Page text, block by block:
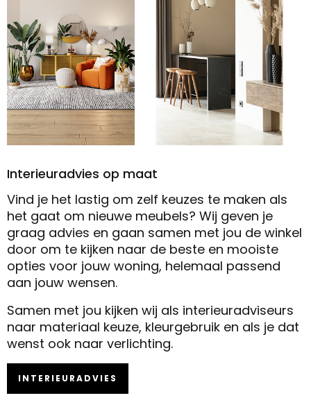
Interieuradvies op maat
Vind je het lastig om zelf keuzes te maken als
het gaat om nieuwe meubels? Wij geven je
graag advies en gaan samen met jou de winkel
door om te kijken naar de beste en mooiste
opties voor jouw woning, helemaal passend
aan jouw wensen.
Samen met jou kijken wij als interieuradviseurs
naar materiaal keuze, kleurgebruik en als je dat
wenst ook naar verlichting.
INTERIEURADVIES